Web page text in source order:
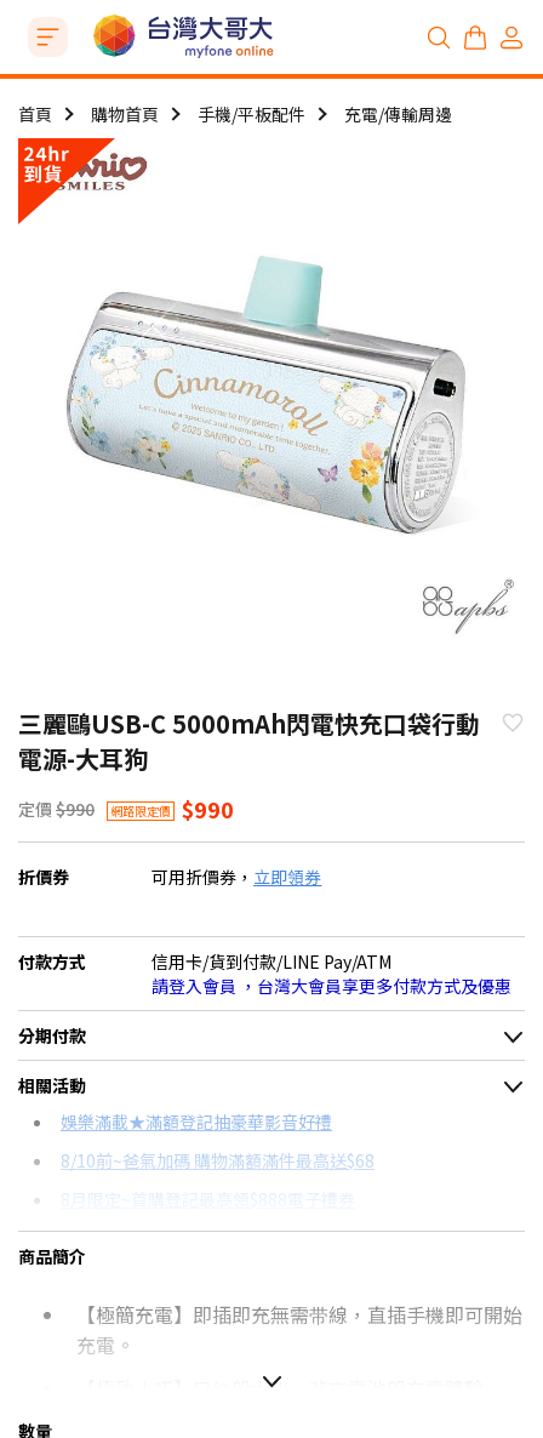
首頁 購物首頁 手機/平板配件 充電/傳輸周邊
三麗鷗USB-C 5000mAh閃電快充口袋行動
電源-大耳狗
定價 $990 網路限定價 $990
折價券 可用折價券， 立即領券
付款方式
信用卡/貨到付款/LINE Pay/ATM
請登入會員 ，台灣大會員享更多付款方式及優惠
分期付款
＊實際可分期數、適用利率，請以購物車顯示為主
信用卡分期
分期數
12期
每期金額
$88
配合銀行/業者
18家銀行/業者
相關活動
娛樂滿載★滿額登記抽豪華影音好禮
8/10前~爸氣加碼 購物滿額滿件最高送$68
8月限定~首購登記最高領$888電子禮券
台灣大哥大Open Possible聯名卡滿額最高回饋25%
行動電源怎麼挑→點我看達人教你買
商品簡介
【極簡充電】即插即充無需带線，直插手機即可開始
充電。
【極致小巧】口红般大小，背夾電池般充電體驗。
數量